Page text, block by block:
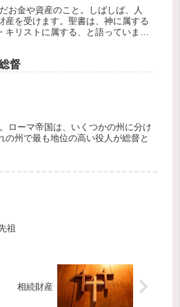
お金や資産のこと。しばしば、人
産を受けます。聖書は、神に属する
キリストに属する、と語っていま
督
ローマ帝国は、いくつかの州に分け
の州で最も地位の高い役人が総督と
祖
相続財産